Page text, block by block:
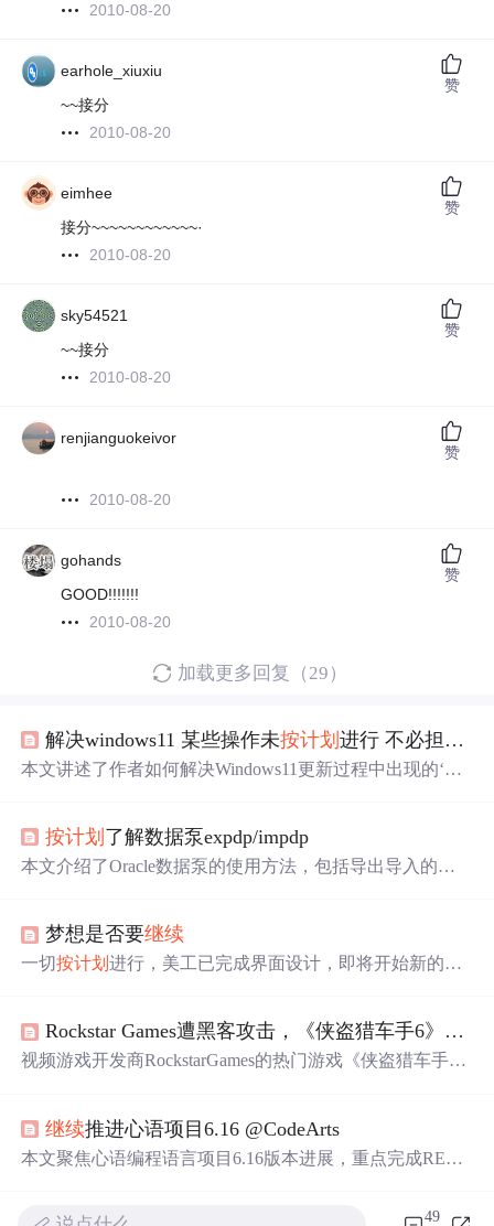
2010-08-20
earhole_xiuxiu
~~接分
2010-08-20
赞
eimhee
接分~~~~~~~~~~~~·
2010-08-20
赞
sky54521
~~接分
2010-08-20
赞
renjianguokeivor
2010-08-20
赞
gohands
GOOD!!!!!!!
2010-08-20
赞
加载更多回复（29）
解决windows11 某些操作未按计划进行 不必担心 正在撤销更改
本文讲述了作者如何解决Windows11更新过程中出现的‘撤
重装后C盘需预留30G空间，且文中提供了详细步骤。
按计划 了解数据泵expdp/impdp
本文介绍了Oracle数据泵的使用方法，包括导出导入的基
梦想是否要继续
一切按计划进行，美工已完成界面设计，即将开始新的工
Rockstar Games遭黑客攻击，《侠盗猎车手6》90个开发视频外泄
视频游戏开发商RockstarGames的热门游戏《侠盗猎车手
次泄露事件对RockstarGames造成重大影响，可能扰乱开发
进程。游戏中的女性角色和迈阿密风格的虚拟城市在视频
继续推进心语项目6.16 @CodeArts
本文聚焦心语编程语言项目6.16版本进展，重点完成REPL
49